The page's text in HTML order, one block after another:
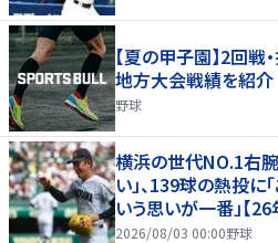
【夏の甲子園】2回
地方大会戦績を紹介
野球
横浜の世代NO.1右
い」、139球の熱投に
いう思いが一番」【
2026/08/03 00:00野球